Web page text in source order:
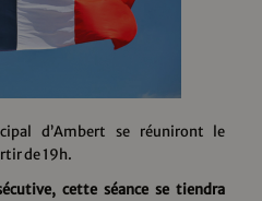
d’Ambert se réuniront le
de 19h.
cette séance se tiendra